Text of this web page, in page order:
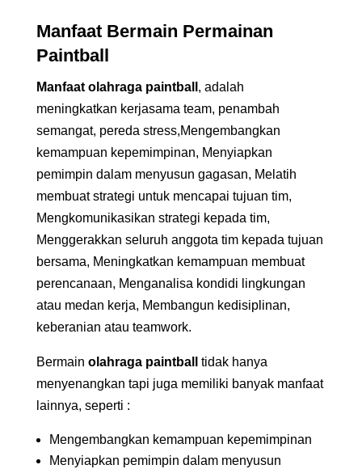
Manfaat Bermain Permainan
Paintball
Manfaat olahraga paintball , adalah
meningkatkan kerjasama team, penambah
semangat, pereda stress,Mengembangkan
kemampuan kepemimpinan, Menyiapkan
pemimpin dalam menyusun gagasan, Melatih
membuat strategi untuk mencapai tujuan tim,
Mengkomunikasikan strategi kepada tim,
Menggerakkan seluruh anggota tim kepada tujuan
bersama, Meningkatkan kemampuan membuat
perencanaan, Menganalisa kondidi lingkungan
atau medan kerja, Membangun kedisiplinan,
keberanian atau teamwork.
Bermain olahraga paintball
tidak hanya
menyenangkan tapi juga memiliki banyak manfaat
lainnya, seperti :
Mengembangkan kemampuan kepemimpinan
Menyiapkan pemimpin dalam menyusun